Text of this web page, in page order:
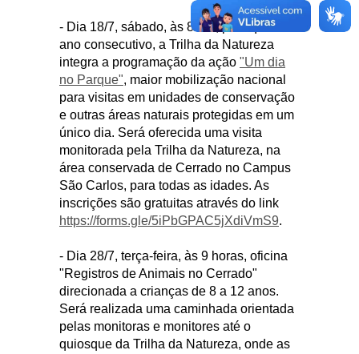
- Dia 18/7, sábado, às 8h30, pelo quarto
ano consecutivo, a Trilha da Natureza
integra a programação da ação "Um dia
no Parque", maior mobilização nacional
para visitas em unidades de conservação
e outras áreas naturais protegidas em um
único dia. Será oferecida uma visita
monitorada pela Trilha da Natureza, na
área conservada de Cerrado no Campus
São Carlos, para todas as idades. As
inscrições são gratuitas através do link
https://forms.gle/5iPbGPAC5jXdiVmS9.
- Dia 28/7, terça-feira, às 9 horas, oficina
"Registros de Animais no Cerrado"
direcionada a crianças de 8 a 12 anos.
Será realizada uma caminhada orientada
pelas monitoras e monitores até o
quiosque da Trilha da Natureza, onde as